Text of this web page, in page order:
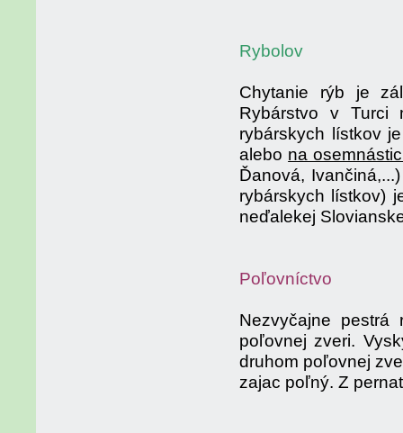
Rybolov
Chytanie rýb je
Rybárstvo v Turci
rybárskych lístkov
alebo na
Ďanová,
rybárskych lístkov)
neďalekej
Poľovníctvo
Nezvyčajne
poľovnej zveri.
druhom poľovnej
zajac poľný. Z